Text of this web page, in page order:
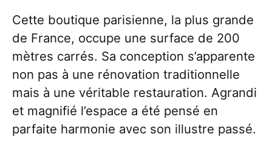
Cette boutique parisienne, la plus grande
de France, occupe une surface de 200
mètres carrés. Sa conception s’apparente
non pas à une rénovation traditionnelle
mais à une véritable restauration. Agrandi
et magnifié l’espace a été pensé en
parfaite harmonie avec son illustre passé.